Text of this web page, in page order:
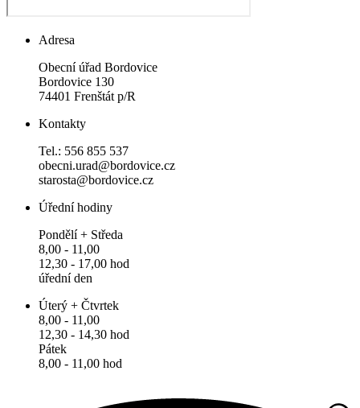
Adresa
Obecní úřad Bordovice
Bordovice 130
74401 Frenštát p/R
Kontakty
Tel.: 556 855 537
obecni.urad@bordovice.cz
starosta@bordovice.cz
Úřední hodiny
Pondělí + Středa
8,00 - 11,00
12,30 - 17,00 hod
úřední den
Úterý + Čtvrtek
8,00 - 11,00
12,30 - 14,30 hod
Pátek
8,00 - 11,00 hod